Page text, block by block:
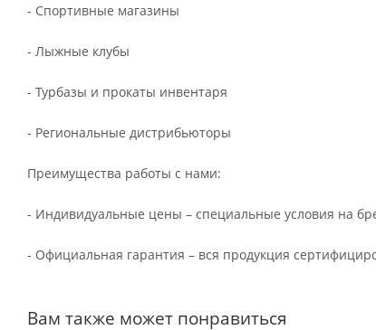
- Спортивные магазины
- Лыжные клубы
- Турбазы и прокаты инвентаря
- Региональные дистрибьюторы
Преимущества работы с нами:
- Индивидуальные цены – специальные условия на
- Официальная гарантия – вся продукция
Вам также может понравиться